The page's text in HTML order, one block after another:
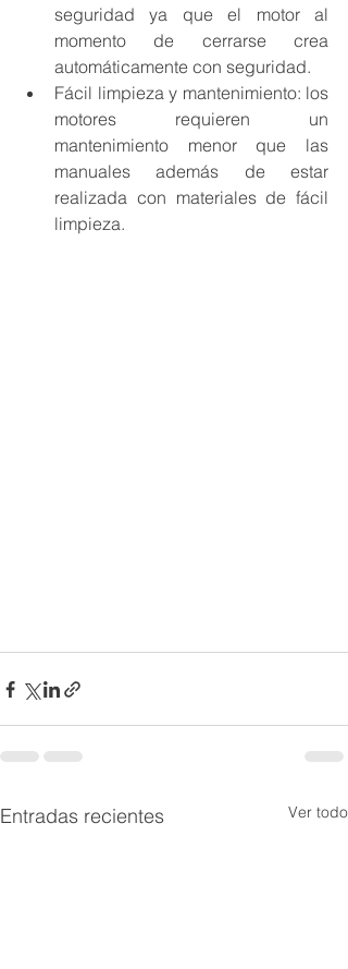
seguridad ya que el motor al
momento de cerrarse crea
automáticamente con seguridad.
Fácil limpieza y mantenimiento: los
motores requieren un
mantenimiento menor que las
manuales además de estar
realizada con materiales de fácil
limpieza.
Entradas recientes Ver todo